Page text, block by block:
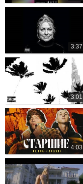
3:37
3:01
4:03